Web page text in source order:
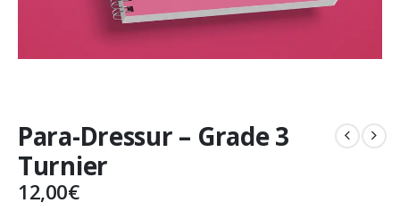
Para-Dressur – Grade 3
Turnier
12,00€